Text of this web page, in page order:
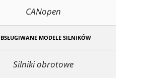
CANopen
MODELE SILNIKÓW
Silniki obrotowe